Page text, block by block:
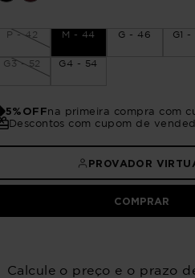
P - 42 M - 44 G - 46 G1
G3 - 52 G4 - 54
5%OFFna primeira compra com
Descontos com cupom de
PROVADOR
COMPRAR
Calcule o preço e o prazo